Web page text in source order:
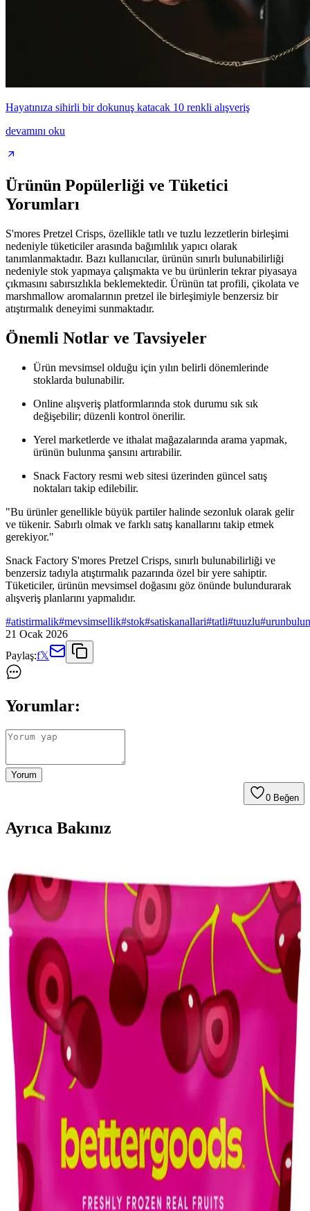
Hayatınıza sihirli bir dokunuş katacak 10 renkli alışveriş
devamını oku
Ürünün Popülerliği ve Tüketici
Yorumları
S'mores Pretzel Crisps, özellikle tatlı ve tuzlu lezzetlerin birleşimi
nedeniyle tüketiciler arasında bağımlılık yapıcı olarak
tanımlanmaktadır. Bazı kullanıcılar, ürünün sınırlı bulunabilirliği
nedeniyle stok yapmaya çalışmakta ve bu ürünlerin tekrar piyasaya
çıkmasını sabırsızlıkla beklemektedir. Ürünün tat profili, çikolata ve
marshmallow aromalarının pretzel ile birleşimiyle benzersiz bir
atıştırmalık deneyimi sunmaktadır.
Önemli Notlar ve Tavsiyeler
Ürün mevsimsel olduğu için yılın belirli dönemlerinde
stoklarda bulunabilir.
Online alışveriş platformlarında stok durumu sık sık
değişebilir; düzenli kontrol önerilir.
Yerel marketlerde ve ithalat mağazalarında arama yapmak,
ürünün bulunma şansını artırabilir.
Snack Factory resmi web sitesi üzerinden güncel satış
noktaları takip edilebilir.
"Bu ürünler genellikle büyük partiler halinde sezonluk olarak gelir
ve tükenir. Sabırlı olmak ve farklı satış kanallarını takip etmek
gerekiyor."
Snack Factory S'mores Pretzel Crisps, sınırlı bulunabilirliği ve
benzersiz tadıyla atıştırmalık pazarında özel bir yere sahiptir.
Tüketiciler, ürünün mevsimsel doğasını göz önünde bulundurarak
alışveriş planlarını yapmalıdır.
#atistirmalik#mevsimsellik#stok#satiskanallari#tatli#tuuzlu#
21 Ocak 2026
Paylaş:f𝕏
Yorumlar:
Yorum
0 Beğen
Ayrıca Bakınız
Çocuklar İçin Dengeli ve Çeşitli Atıştırmalık Tepsileri
Hazırlama Rehberi
Çocukların spor aktivitelerinde enerji ihtiyacını karşılayan dengeli
atıştırmalık tepsileri; meyve, sebze, protein ve çeşitli lezzetlerle
sağlıklı beslenmeyi destekler. Yaşa göre özelleştirilen seçenekler
sunar.
Muzları Saklama ve Değerlendirme Yöntemleri:
Dondurma, Pişirme ve Kurutma Teknikleri
Muzların dondurma, pişirme ve kurutma yöntemleriyle raf ömrünü
uzatmak ve çeşitli tariflerde kullanmak mümkündür. Bu teknikler
muzların yapısını değiştirir ancak lezzet ve ekonomik fayda sağlar.
Evde Pratik ve Ekonomik Tatlı Çözümleri: Puding
ve Kolay Atıştırmalıklar
Evde bulunan malzemelerle pratik ve ekonomik tatlılar hazırlamak
mümkündür. Puding ve basit atıştırmalıklar, tatlı ihtiyacını hızlı ve
bütçe dostu şekilde karşılar.
Konserve Fasulyelerle Çeşitlendirilmiş Tarifler ve
Kullanım Önerileri: Sağlıklı ve Pratik Mutfak
Rehberi